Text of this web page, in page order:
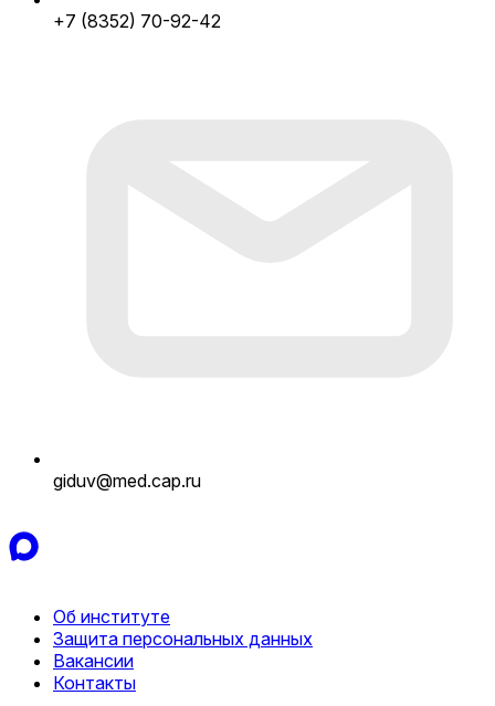
+7 (8352) 70-92-42
giduv@med.cap.ru
Об институте
Защита персональных данных
Вакансии
Контакты